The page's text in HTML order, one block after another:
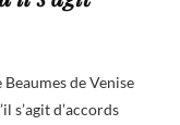
de Venise
s’agit d’accords